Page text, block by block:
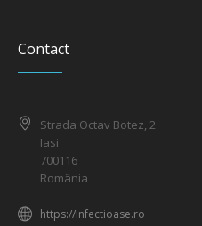
Contact
Strada Octav Botez, 2
Iasi
700116
România
https://infectioase.ro